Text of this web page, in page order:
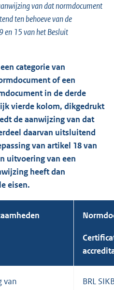
van dat normdocument
ten behoeve van de
en 15 van het Besluit
categorie van
of een
in de derde
vierde kolom, dikgedrukt
de aanwijzing van dat
daarvan uitsluitend
van artikel 18 van
uitvoering van een
heeft dan
eisen.
van
BRL